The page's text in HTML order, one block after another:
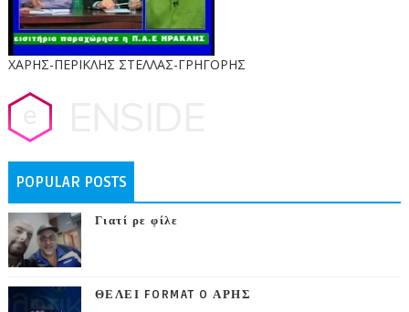
ΧΑΡΗΣ-ΠΕΡΙΚΛΗΣ ΣΤΕΛΛΑΣ-ΓΡΗΓΟΡΗΣ
POPULAR POSTS
Γιατί ρε φίλε
ΘΕΛΕΙ FORMAT O ΑΡΗΣ